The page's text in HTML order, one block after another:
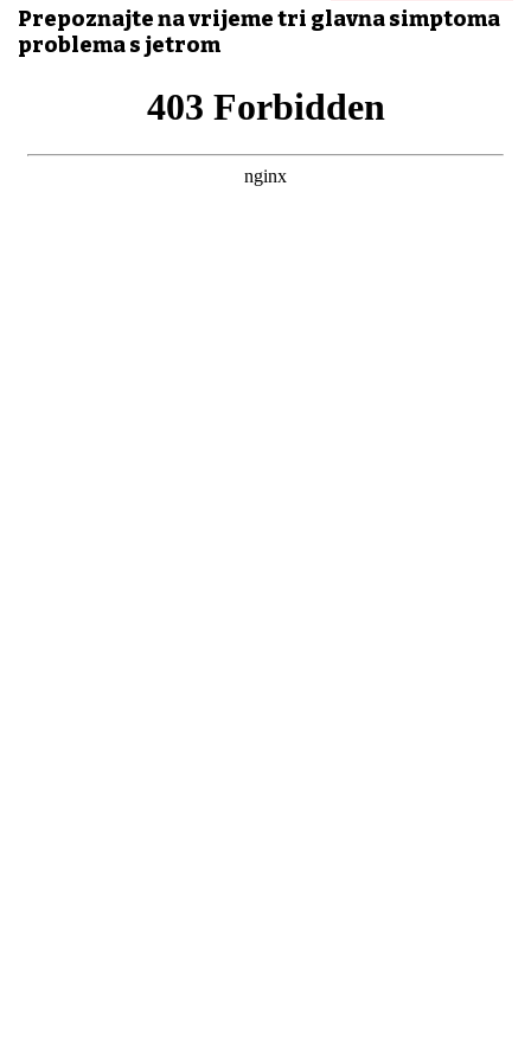
Prepoznajte na vrijeme tri glavna simptoma
problema s jetrom